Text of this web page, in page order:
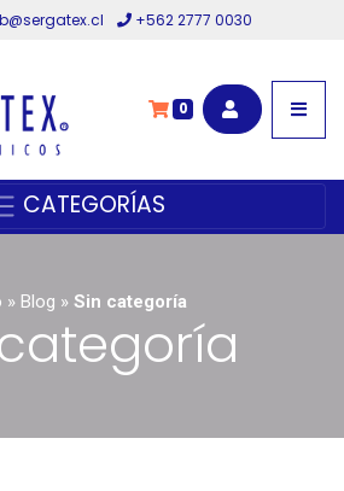
+562 2777 0030
0
CATEGORÍAS
» Blog » Sin categoría